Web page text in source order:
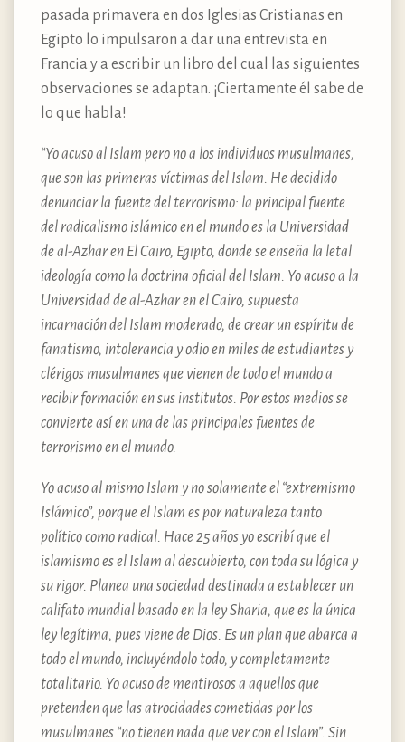
pasada primavera en dos Iglesias Cristianas en
Egipto lo impulsaron a dar una entrevista en
Francia y a escribir un libro del cual las siguientes
observaciones se adaptan. ¡Ciertamente él sabe de
lo que habla!
“Yo acuso al Islam pero no a los individuos musulmanes,
que son las primeras víctimas del Islam. He decidido
denunciar la fuente del terrorismo: la principal fuente
del radicalismo islámico en el mundo es la Universidad
de al-Azhar en El Cairo, Egipto, donde se enseña la letal
ideología como la doctrina oficial del Islam. Yo acuso a la
Universidad de al-Azhar en el Cairo, supuesta
incarnación del Islam moderado, de crear un espíritu de
fanatismo, intolerancia y odio en miles de estudiantes y
clérigos musulmanes que vienen de todo el mundo a
recibir formación en sus institutos. Por estos medios se
convierte así en una de las principales fuentes de
terrorismo en el mundo.
Yo acuso al mismo Islam y no solamente el “extremismo
Islámico”, porque el Islam es por naturaleza tanto
político como radical. Hace 25 años yo escribí que el
islamismo es el Islam al descubierto, con toda su lógica y
su rigor. Planea una sociedad destinada a establecer un
califato mundial basado en la ley Sharia, que es la única
ley legítima, pues viene de Dios. Es un plan que abarca a
todo el mundo, incluyéndolo todo, y completamente
totalitario. Yo acuso de mentirosos a aquellos que
pretenden que las atrocidades cometidas por los
musulmanes “no tienen nada que ver con el Islam”. Sin